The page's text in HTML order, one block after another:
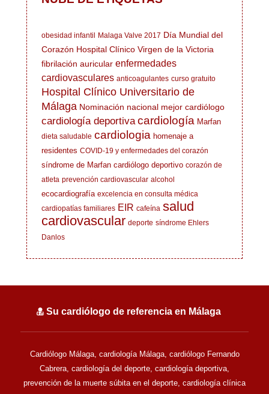
obesidad infantil Malaga Valve 2017 Día Mundial del
Corazón Hospital Clínico Virgen de la Victoria
fibrilación auricular enfermedades
cardiovasculares anticoagulantes curso gratuito
Hospital Clínico Universitario de
Málaga Nominación nacional mejor cardiólogo
cardiología deportiva cardiología Marfan
dieta saludable cardiologia homenaje a
residentes COVID-19 y enfermedades del corazón
síndrome de Marfan cardiólogo deportivo corazón de
atleta prevención cardiovascular alcohol
ecocardiografía excelencia en consulta médica
cardiopatías familiares EIR cafeína salud
cardiovascular deporte síndrome Ehlers
Danlos
Su cardiólogo de referencia en Málaga
Cardiólogo Málaga, cardiología Málaga, cardiólogo Fernando
Cabrera, cardiología del deporte, cardiología deportiva,
prevención de la muerte súbita en el deporte, cardiología clínica